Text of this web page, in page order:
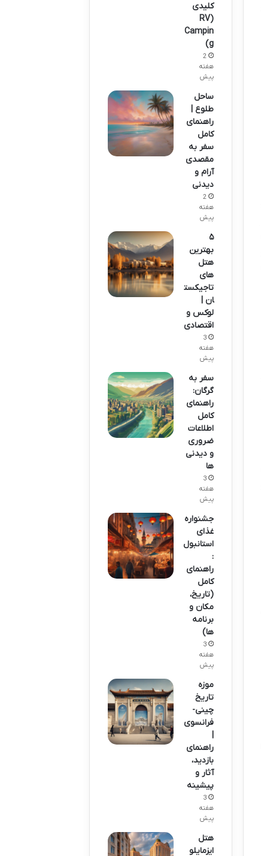
کلیدی
(RV
Campin
g)
2
هفته
پیش
ساحل
طلوع |
راهنمای
کامل
سفر به
مقصدی
آرام و
دیدنی
2
هفته
پیش
۵
بهترین
هتل
های
تاجیکست
ان |
لوکس و
اقتصادی
3
هفته
پیش
سفر به
گرگان:
راهنمای
کامل
اطلاعات
ضروری
و دیدنی
ها
3
هفته
پیش
جشنواره
غذای
استانبول
:
راهنمای
کامل
(تاریخ،
مکان و
برنامه
ها)
3
هفته
پیش
موزه
تاریخ
چینی-
فرانسوی
|
راهنمای
بازدید،
آثار و
پیشینه
3
هفته
پیش
هتل
ایزمایلو